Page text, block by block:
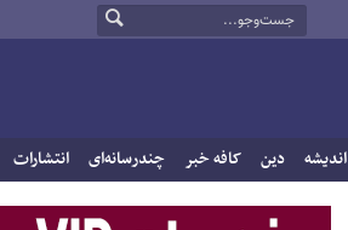
اندیشه دین کافه خبر چندرسانه‌ای انتشارات